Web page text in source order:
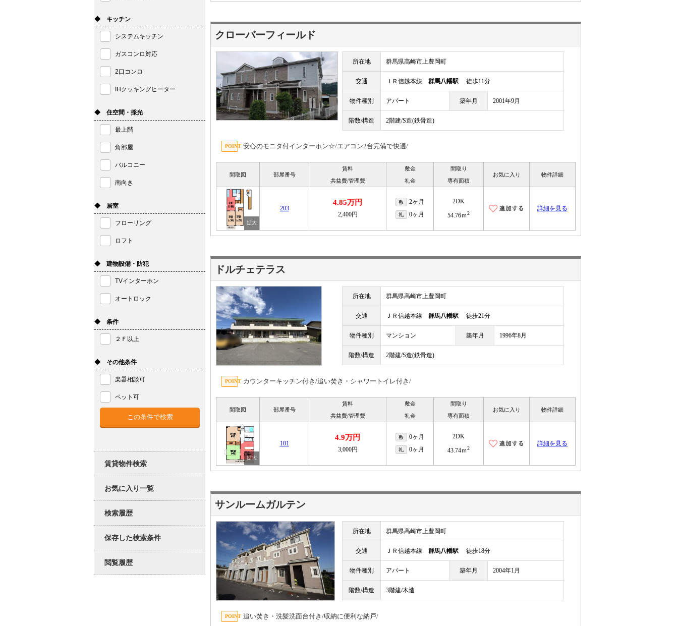
クローバーフィールド
所在地 群馬県高崎市上豊岡町
交通 ＪＲ信越本線 群馬八幡駅 徒歩11分
物件種別 アパート 築年月 2001年9月
階数/構造 2階建/S造(鉄骨造)
安心のモニタ付インターホン☆/エアコン2台完備で快適/
間取図 部屋番号
賃料
共益費/管理費
敷金
礼金
間取り
専有面積
お気に入り 物件詳細
203
4.85万円
2,400円
敷 2ヶ月
礼 0ヶ月
2DK
54.76ｍ2
詳細を見る
ドルチェテラス
所在地 群馬県高崎市上豊岡町
交通 ＪＲ信越本線 群馬八幡駅 徒歩21分
物件種別 マンション 築年月 1996年8月
階数/構造 2階建/S造(鉄骨造)
カウンターキッチン付き/追い焚き・シャワートイレ付き/
間取図 部屋番号
賃料
共益費/管理費
敷金
礼金
間取り
専有面積
お気に入り 物件詳細
101
4.9万円
3,000円
敷 0ヶ月
礼 0ヶ月
2DK
43.74ｍ2
詳細を見る
サンルームガルテン
所在地 群馬県高崎市上豊岡町
交通 ＪＲ信越本線 群馬八幡駅 徒歩18分
物件種別 アパート 築年月 2004年1月
階数/構造 3階建/木造
追い焚き・洗髪洗面台付き/収納に便利な納戸/
◆ キッチン
システムキッチン
ガスコンロ対応
2口コンロ
IHクッキングヒーター
◆ 住空間・採光
最上階
角部屋
バルコニー
南向き
◆ 居室
フローリング
ロフト
◆ 建物設備・防犯
TVインターホン
オートロック
◆ 条件
２Ｆ以上
◆ その他条件
楽器相談可
ペット可
賃貸物件検索
お気に入り一覧
検索履歴
保存した検索条件
閲覧履歴